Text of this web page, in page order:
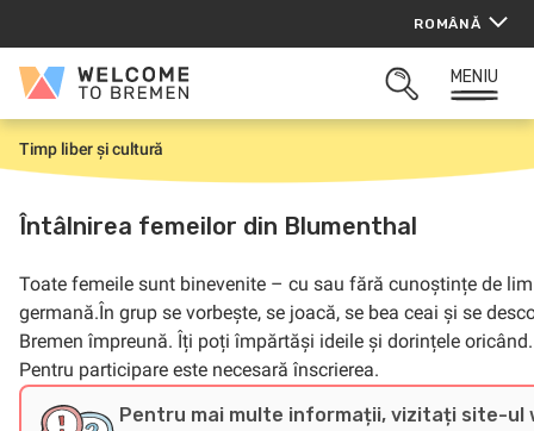
conținut
ROMÂNĂ
Welcome
Bremen
CĂUTARE
MENIU
P
r
m
a
g
i
n
ă
Timp liber și cultură
Întâlnirea femeilor din Blumenthal
Toate femeile sunt binevenite – cu sau fără cunoștințe de
germană.În grup se vorbește, se joacă, se bea ceai și se
Bremen împreună. Îți poți împărtăși ideile și dorințele oricând.
Pentru participare este necesară înscrierea.
Pentru mai multe informații, vizitați site-ul